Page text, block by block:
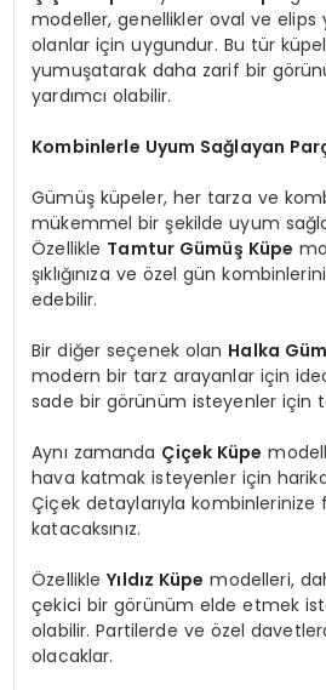
modeller, genellikler oval ve elips
olanlar için uygundur. Bu tür
yumuşatarak daha zarif bir
yardımcı olabilir.
Kombinlerle Uyum Sağlayan
Gümüş küpeler, her tarza ve
mükemmel bir şekilde uyum
Özellikle Tamtur Gümüş Küpe
şıklığınıza ve özel gün
edebilir.
Bir diğer seçenek olan Halka
modern bir tarz arayanlar için
sade bir görünüm isteyenler için
Aynı zamanda Çiçek Küpe
hava katmak isteyenler için
Çiçek detaylarıyla kombinlerinize
katacaksınız.
ÖzellikleYıldız Küpe modelleri,
çekici bir görünüm elde etmek
olabilir. Partilerde ve özel
olacaklar.